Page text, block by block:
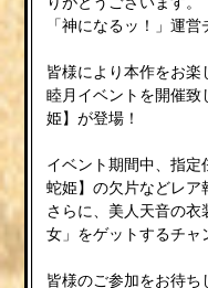
「神になるッ！」運営
皆様により本作をお楽
睦月イベントを開催
姫】が登場！
イベント期間中、指
蛇姫】の欠片などレア
さらに、美人天音の
女」をゲットするチャ
皆様のご参加をお待ち